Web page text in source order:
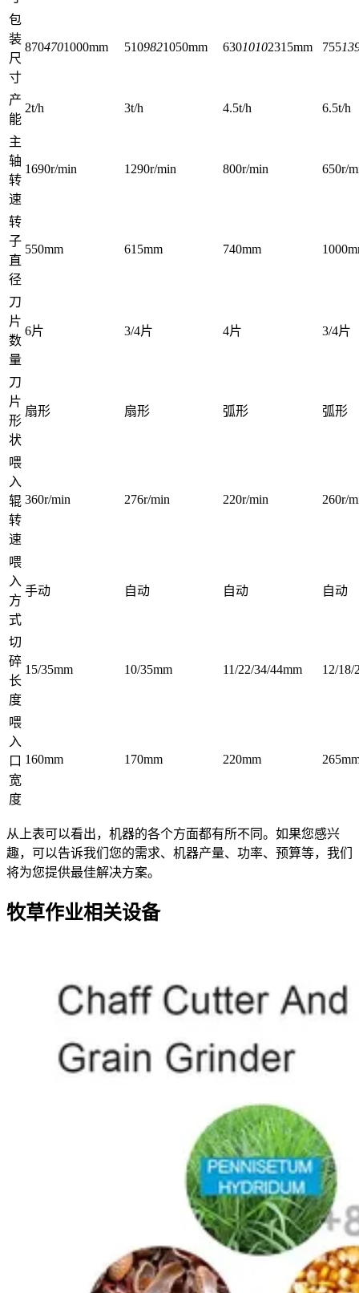
包
装
尺
寸
8704701000mm 5109821050mm 63010102315mm 755
产
能
2t/h 3t/h 4.5t/h 6.5t/h
主
轴
转
速
1690r/min 1290r/min 800r/min 650r/
转
子
直
径
550mm 615mm 740mm
刀
片
数
量
6片 3/4片 4片 3/4片
刀
片
形
状
扇形 扇形 弧形 弧形
喂
入
辊
转
速
360r/min 276r/min 220r/min 260r/
喂
入
方
式
手动 自动 自动 自动
切
碎
长
度
15/35mm 10/35mm 11/22/34/44mm 12/18/
喂
入
口
宽
度
160mm 170mm 220mm
从上表可以看出，机器的各个方面都有所不同。如果您感兴
趣，可以告诉我们您的需求、机器产量、功率、预算等，我们
将为您提供最佳解决方案。
牧草作业相关设备